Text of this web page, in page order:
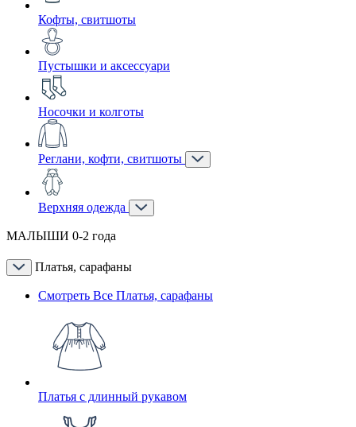
Кофты, свитшоты
Пустышки и аксессуари
Носочки и колготы
Реглани, кофти, свитшоты
Верхняя одежда
МАЛЫШИ 0-2 года
Платья, сарафаны
Смотреть Все Платья, сарафаны
Платья с длинный рукавом